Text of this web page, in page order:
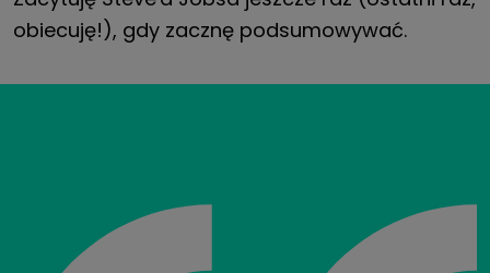
obiecuję!), gdy zacznę podsumowywać.